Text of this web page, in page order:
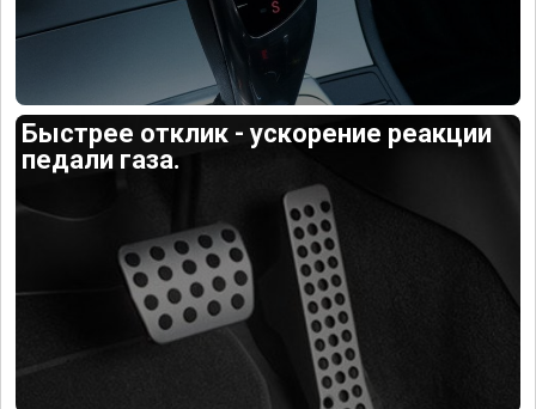
Быстрее отклик - ускорение реакции
педали газа.